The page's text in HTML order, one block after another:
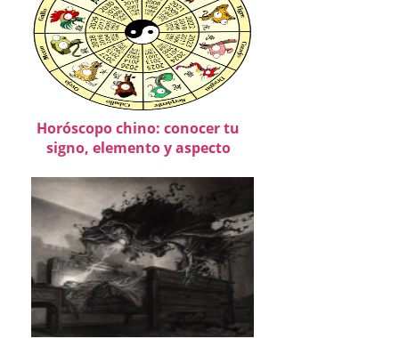
Horóscopo chino: conocer tu
signo, elemento y aspecto